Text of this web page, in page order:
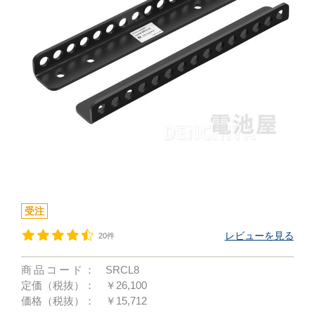
受注
20件 レビューを見る
商品コード：
SRCL8
定価（税抜）：
￥26,100
価格（税抜）：
￥15,712